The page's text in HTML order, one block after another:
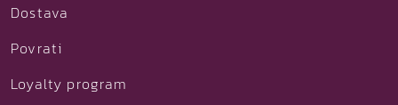
Dostava
Povrati
Loyalty program